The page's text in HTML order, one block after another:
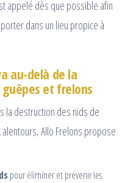
appelé dès que possible afin
dans un lieu propice à
au-delà de la
et frelons
la destruction des nids de
Allo Frelons propose
pour éliminer et prévenir les